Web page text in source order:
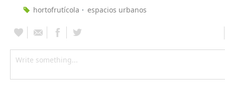
hortofrutícola
espacios urbanos